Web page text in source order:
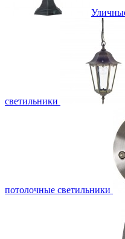
светильники
потолочные светильники